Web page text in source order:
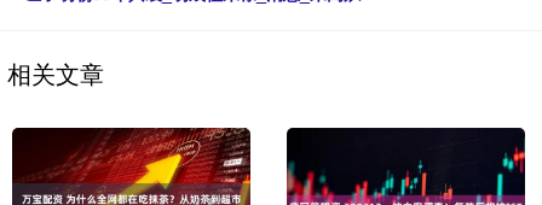
相关文章